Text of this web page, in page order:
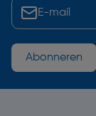
Abonneren